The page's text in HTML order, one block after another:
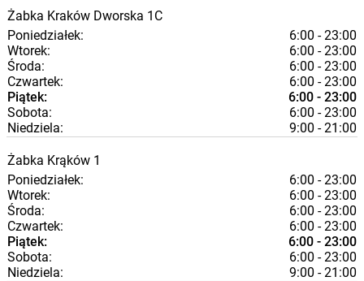
Żabka Kraków Dworska 1C
Poniedziałek:
6:00 - 23:00
Wtorek:
6:00 - 23:00
Środa:
6:00 - 23:00
Czwartek:
6:00 - 23:00
Piątek:
6:00 - 23:00
Sobota:
6:00 - 23:00
Niedziela:
9:00 - 21:00
Żabka Krąków 1
Poniedziałek:
6:00 - 23:00
Wtorek:
6:00 - 23:00
Środa:
6:00 - 23:00
Czwartek:
6:00 - 23:00
Piątek:
6:00 - 23:00
Sobota:
6:00 - 23:00
Niedziela:
9:00 - 21:00